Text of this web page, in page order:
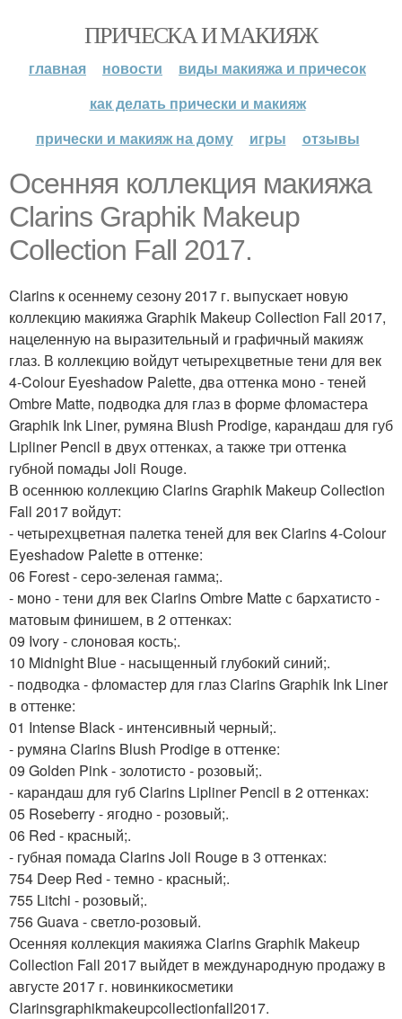
ПРИЧЕСКА И МАКИЯЖ
главная новости
виды макияжа и причесок
как делать прически и макияж
прически и макияж на дому
игры отзывы
Осенняя коллекция макияжа
Clarins Graphik Makeup
Collection Fall 2017.
Clarins к осеннему сезону 2017 г. выпускает новую
коллекцию макияжа Graphik Makeup Collection Fall 2017,
нацеленную на выразительный и графичный макияж
глаз. В коллекцию войдут четырехцветные тени для век
4-Colour Eyeshadow Palette, два оттенка моно - теней
Ombre Matte, подводка для глаз в форме фломастера
Graphik Ink Liner, румяна Blush Prodige, карандаш для губ
Lipliner Pencil в двух оттенках, а также три оттенка
губной помады Joli Rouge.
В осеннюю коллекцию Clarins Graphik Makeup Collection
Fall 2017 войдут:
- четырехцветная палетка теней для век Clarins 4-Colour
Eyeshadow Palette в оттенке:
06 Forest - серо-зеленая гамма;.
- моно - тени для век Clarins Ombre Matte с бархатисто -
матовым финишем, в 2 оттенках:
09 Ivory - слоновая кость;.
10 Midnight Blue - насыщенный глубокий синий;.
- подводка - фломастер для глаз Clarins Graphik Ink Liner
в оттенке:
01 Intense Black - интенсивный черный;.
- румяна Clarins Blush Prodige в оттенке:
09 Golden Pink - золотисто - розовый;.
- карандаш для губ Clarins Lipliner Pencil в 2 оттенках:
05 Roseberry - ягодно - розовый;.
06 Red - красный;.
- губная помада Clarins Joli Rouge в 3 оттенках:
754 Deep Red - темно - красный;.
755 Litchi - розовый;.
756 Guava - светло-розовый.
Осенняя коллекция макияжа Clarins Graphik Makeup
Collection Fall 2017 выйдет в международную продажу в
августе 2017 г. новинкикосметики
Clarinsgraphikmakeupcollectionfall2017.